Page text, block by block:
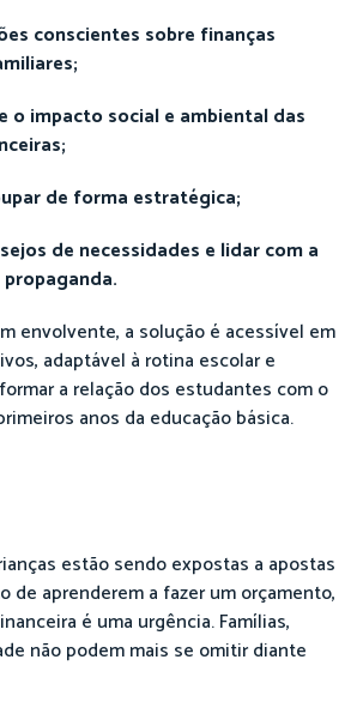
conscientes sobre finanças
o impacto social e ambiental das
de forma estratégica;
de necessidades e lidar com a
envolvente, a solução é acessível em
adaptável à rotina escolar e
a relação dos estudantes com o
anos da educação básica.
estão sendo expostas a apostas
de aprenderem a fazer um orçamento,
é uma urgência. Famílias,
não podem mais se omitir diante